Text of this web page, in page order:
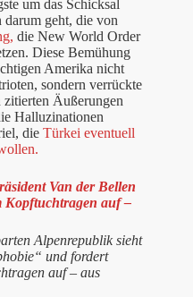
um das Schicksal
darum geht, die von
die New World Order
Diese Bemühung
Amerika nicht
sondern verrückte
Äußerungen
Halluzinationen
die Türkei eventuell
Van der Bellen
auf –
Alpenrepublik sieht
und fordert
auf – aus